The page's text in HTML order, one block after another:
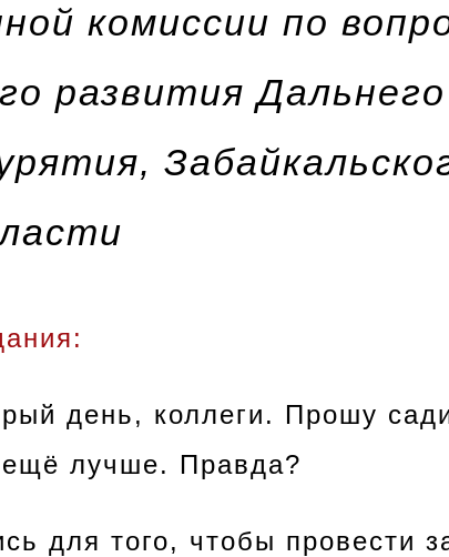
комиссии по
развития
день, коллеги. Прошу
лучше. Правда?
для того, чтобы провести